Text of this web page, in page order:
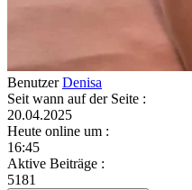
BenutzerDenisa
Seit wann auf der Seite :
20.04.2025
Heute online um :
16:45
Aktive Beiträge :
5181